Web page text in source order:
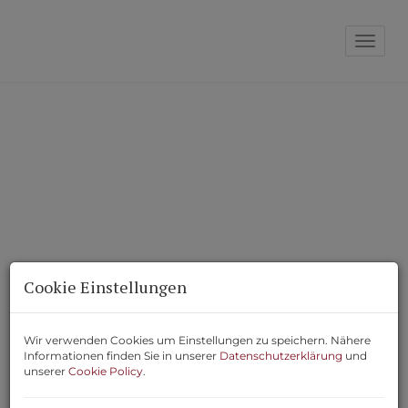
Kontaktieren Sie uns – wir sind
gerne für Sie da
Cookie Einstellungen
Wir verwenden Cookies um Einstellungen zu speichern. Nähere
Informationen finden Sie in unserer Datenschutzerklärung und
unserer Cookie Policy.